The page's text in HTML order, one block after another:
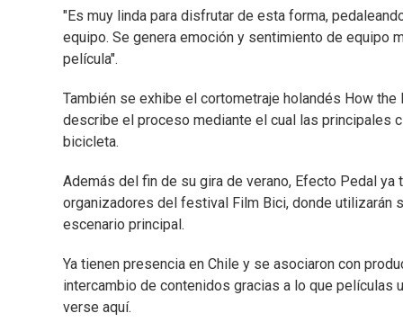
"Es muy linda para disfrutar de esta forma,
equipo. Se genera emoción y sentimiento de equipo
película".
También se exhibe el cortometraje holandés How
describe el proceso mediante el cual las principales
bicicleta.
Además del fin de su gira de verano, Efecto Pedal
organizadores del festival Film Bici, donde utilizarán
escenario principal.
Ya tienen presencia en Chile y se asociaron con
intercambio de contenidos gracias a lo que
verse aquí.